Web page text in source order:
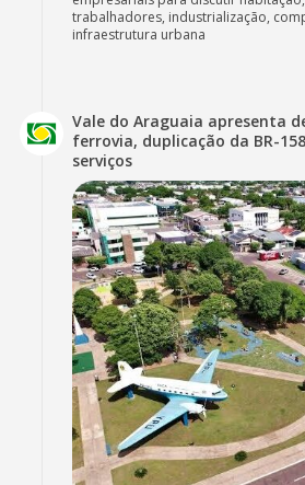
trabalhadores, industrialização,
infraestrutura urbana
Vale do Araguaia apresenta
ferrovia, duplicação da BR-
serviços